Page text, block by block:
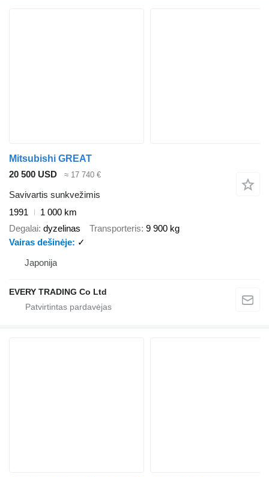
Mitsubishi GREAT
20 500 USD
≈ 17 740 €
Savivartis sunkvežimis
1991
1 000 km
Degalai dyzelinas Transporteris 9 900 kg
Vairas dešinėje
✓
Japonija
EVERY TRADING Co Ltd